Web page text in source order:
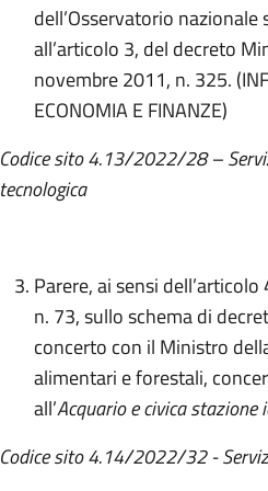
dell’Osservatorio
all’articolo 3, del decreto
novembre 2011, n. 325.
ECONOMIA E FINANZE)
Codice sito 4.13/2022/28 –
tecnologica
Parere, ai sensi
n. 73, sullo schema di
concerto con il Ministro
alimentari e forestali,
all’Acquario e civica
Codice sito 4.14/2022/32 -